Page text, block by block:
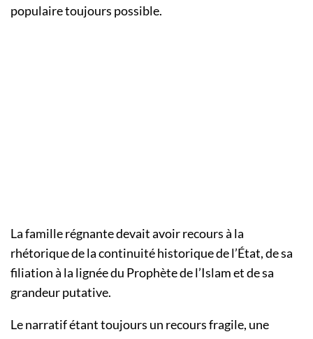
populaire toujours possible.
La famille régnante devait avoir recours à la
rhétorique de la continuité historique de l’État, de sa
filiation à la lignée du Prophète de l’Islam et de sa
grandeur putative.
Le narratif étant toujours un recours fragile, une